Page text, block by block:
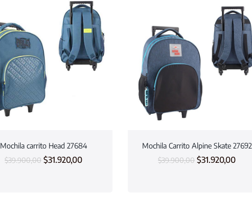
Mochila carrito Head 27684
$39.900,00 $31.920,00
Mochila Carrito Alpine Skate 27692
$39.900,00 $31.920,00